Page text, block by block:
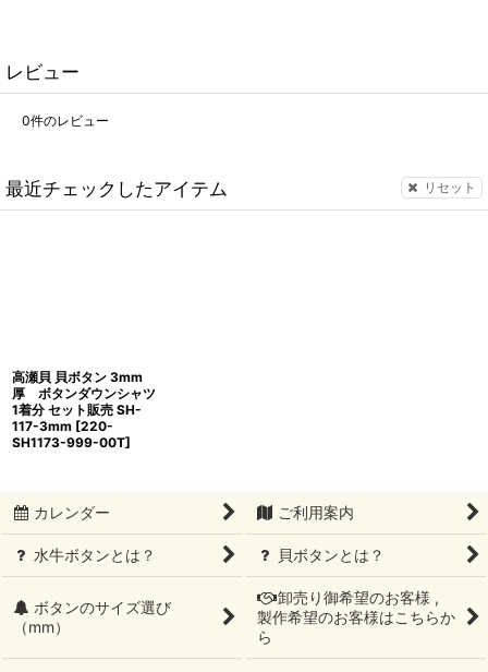
レビュー
0件のレビュー
最近チェックしたアイテム リセット
高瀬貝 貝ボタン 3mm
厚 ボタンダウンシャツ
1着分 セット販売 SH-
117-3mm [220-
SH1173-999-00T]
カレンダー ご利用案内
水牛ボタンとは？ 貝ボタンとは？
ボタンのサイズ選び
（mm）
卸売り御希望のお客様 ,
製作希望のお客様はこちらか
ら